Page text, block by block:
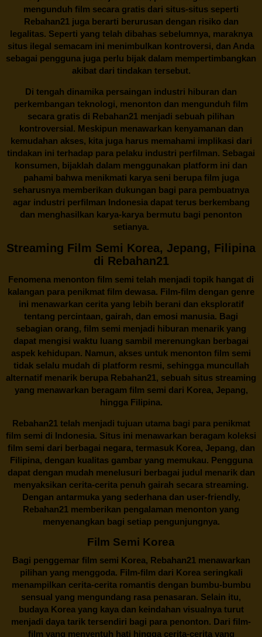
mengunduh film secara gratis dari situs-situs seperti
Rebahan21 juga berarti berurusan dengan risiko dan
legalitas. Seperti yang telah dibahas sebelumnya, maraknya
situs ilegal semacam ini menimbulkan kontroversi, dan Anda
sebagai pengguna juga perlu bijak dalam mempertimbangkan
akibat dari tindakan tersebut.
Di tengah dinamika persaingan industri hiburan dan
perkembangan teknologi, menonton dan mengunduh film
secara gratis di Rebahan21 menjadi sebuah pilihan
kontroversial. Meskipun menawarkan kenyamanan dan
kemudahan akses, kita juga harus memahami implikasi dari
tindakan ini terhadap para pelaku industri perfilman. Sebagai
konsumen, bijaklah dalam menggunakan platform ini dan
pahami bahwa menikmati karya seni berupa film juga
seharusnya memberikan dukungan bagi para pembuatnya
agar industri perfilman Indonesia dapat terus berkembang
dan menghasilkan karya-karya bermutu bagi penonton
setianya.
Streaming Film Semi Korea, Jepang, Filipina
di Rebahan21
Fenomena menonton film semi telah menjadi topik hangat di
kalangan para penikmat film dewasa. Film-film dengan genre
ini menawarkan cerita yang lebih berani dan eksploratif
tentang percintaan, gairah, dan emosi manusia. Bagi
sebagian orang, film semi menjadi hiburan menarik yang
dapat mengisi waktu luang sambil merenungkan berbagai
aspek kehidupan. Namun, akses untuk menonton film semi
tidak selalu mudah di platform resmi, sehingga muncullah
alternatif menarik berupa Rebahan21, sebuah situs streaming
yang menawarkan beragam film semi dari Korea, Jepang,
hingga Filipina.
Rebahan21telah menjadi tujuan utama bagi para penikmat
film semi di Indonesia. Situs ini menawarkan beragam koleksi
film semi dari berbagai negara, termasuk Korea, Jepang, dan
Filipina, dengan kualitas gambar yang memukau. Pengguna
dapat dengan mudah menelusuri berbagai judul menarik dan
menyaksikan cerita-cerita penuh gairah secara streaming.
Dengan antarmuka yang sederhana dan user-friendly,
Rebahan21 memberikan pengalaman menonton yang
menyenangkan bagi setiap pengunjungnya.
Film Semi Korea
Bagi penggemar film semi Korea, Rebahan21menawarkan
pilihan yang menggoda. Film-film dari Korea seringkali
menampilkan cerita-cerita romantis dengan bumbu-bumbu
sensual yang mengundang rasa penasaran. Selain itu,
budaya Korea yang kaya dan keindahan visualnya turut
menjadi daya tarik tersendiri bagi para penonton. Dari film-
film yang menyentuh hati hingga cerita-cerita yang